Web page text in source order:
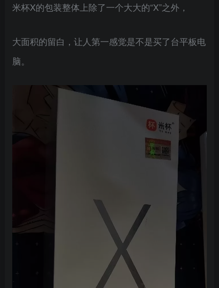
米杯X的包装整体上除了一个大大的“X”之外，
大面积的留白，让人第一感觉是不是买了台平板电
脑。